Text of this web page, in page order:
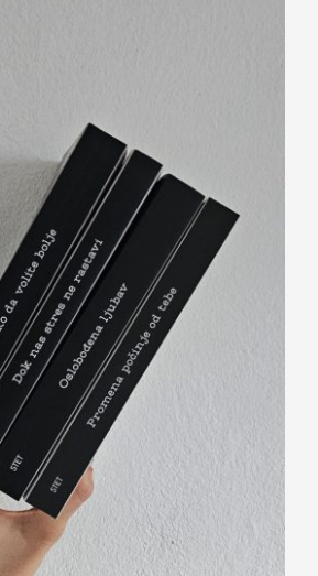
za dušu i odnose